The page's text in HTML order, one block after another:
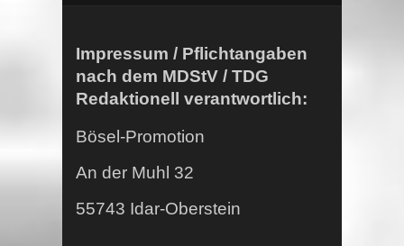
Impressum / Pflichtangaben
nach dem MDStV / TDG
Redaktionell verantwortlich:
Bösel-Promotion
An der Muhl 32
55743 Idar-Oberstein